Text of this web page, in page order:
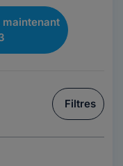
maintenant
Filtres